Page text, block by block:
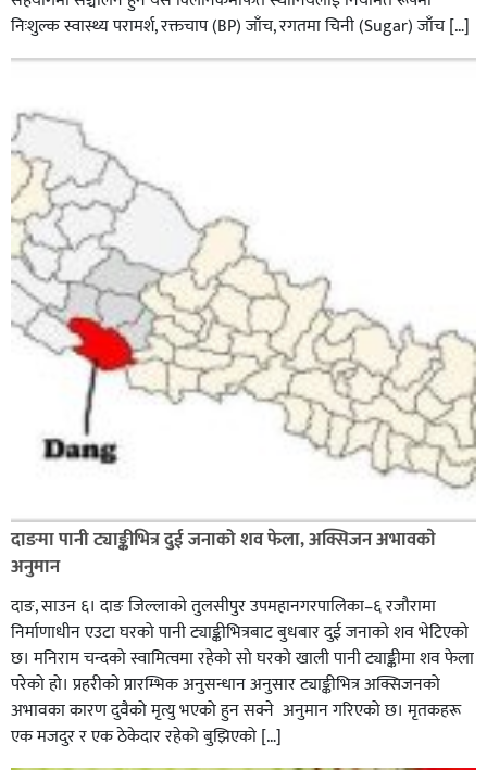
निःशुल्क स्वास्थ्य परामर्श, रक्तचाप (BP) जाँच, रगतमा चिनी (Sugar) जाँच […]
दाङमा पानी ट्याङ्कीभित्र दुई जनाको शव फेला, अक्सिजन अभावकाे
अनुमान
दाङ, साउन ६। दाङ जिल्लाको तुलसीपुर उपमहानगरपालिका–६ रजौरामा
निर्माणाधीन एउटा घरको पानी ट्याङ्कीभित्रबाट बुधबार दुई जनाको शव भेटिएको
छ। मनिराम चन्दको स्वामित्वमा रहेको सो घरको खाली पानी ट्याङ्कीमा शव फेला
परेको हो। प्रहरीकाे प्रारम्भिक अनुसन्धान अनुसार ट्याङ्कीभित्र अक्सिजनको
अभावका कारण दुवैको मृत्यु भएको हुन सक्ने अनुमान गरिएको छ। मृतकहरू
एक मजदुर र एक ठेकेदार रहेको बुझिएको […]